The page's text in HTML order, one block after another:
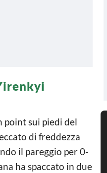
point sui piedi del
di freddezza
il pareggio per 0-
ha spaccato in due